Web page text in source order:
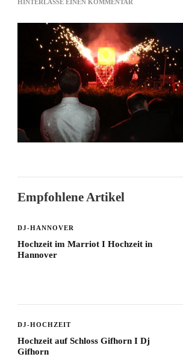
HINTERLASSE EINEN KOMMENTAR
HEART
Empfohlene Artikel
DJ-HANNOVER
Hochzeit im Marriot I Hochzeit in
Hannover
DJ-HOCHZEIT
Hochzeit auf Schloss Gifhorn I Dj
Gifhorn